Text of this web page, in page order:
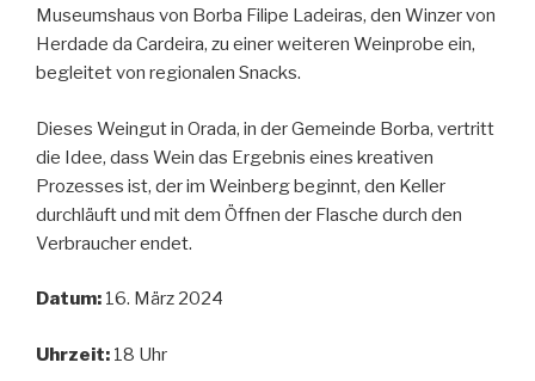
Museumshaus von Borba Filipe Ladeiras, den Winzer von
Herdade da Cardeira, zu einer weiteren Weinprobe ein,
begleitet von regionalen Snacks.
Dieses Weingut in Orada, in der Gemeinde Borba, vertritt
die Idee, dass Wein das Ergebnis eines kreativen
Prozesses ist, der im Weinberg beginnt, den Keller
durchläuft und mit dem Öffnen der Flasche durch den
Verbraucher endet.
Datum: 16. März 2024
Uhrzeit: 18 Uhr